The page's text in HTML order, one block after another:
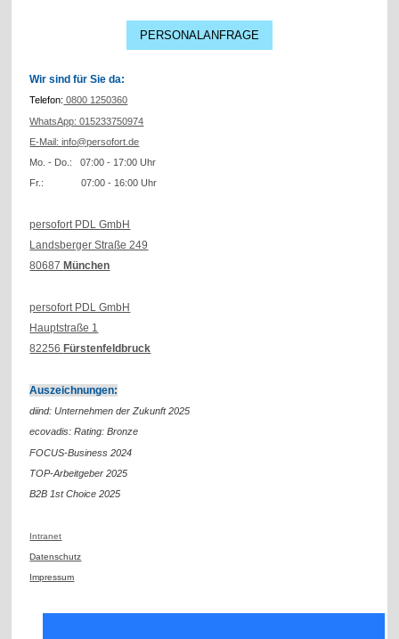
PERSONALANFRAGE
Wir sind für Sie da:
Telefon: 0800 1250360
WhatsApp: 015233750974
E-Mail:info@persofort.de
Mo. - Do.: 07:00 - 17:00 Uhr
Fr.: 07:00 - 16:00 Uhr
persofort PDL GmbH
Landsberger Straße 249
80687 München
persofort PDL GmbH
Hauptstraße 1
82256 Fürstenfeldbruck
Auszeichnungen:
diind: Unternehmen der Zukunft 2025
ecovadis: Rating: Bronze
FOCUS-Business 2024
TOP-Arbeitgeber 2025
B2B 1st Choice 2025
Intranet
Datenschutz
Impressum